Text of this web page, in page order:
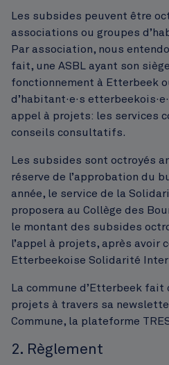
Les subsides peuvent être
associations ou groupes
Par association, nous
fait, une ASBL ayant son
fonctionnement à Etterbeek
d’habitant·e·s
appel à projets: les services
conseils consultatifs.
Les subsides sont octroyés
réserve de l’approbation du
année, le service de la
proposera au Collège des
le montant des subsides
l’appel à projets, après avoir
Etterbeekoise Solidarité
La commune d’Etterbeek fait
projets à travers sa
Commune, la plateforme
2. Règlement